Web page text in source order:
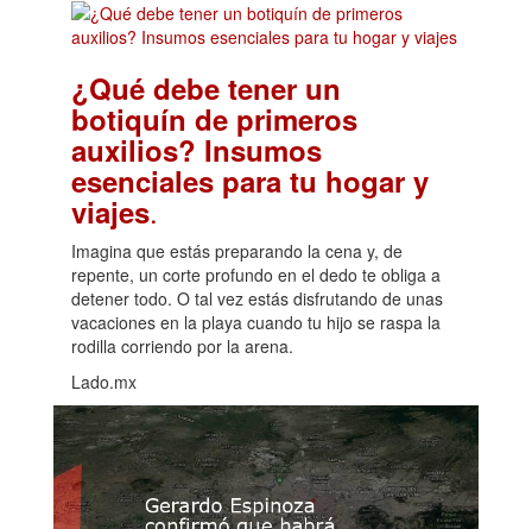
¿Qué debe tener un
botiquín de primeros
auxilios? Insumos
esenciales para tu hogar y
viajes.
Imagina que estás preparando la cena y, de
repente, un corte profundo en el dedo te obliga a
detener todo. O tal vez estás disfrutando de unas
vacaciones en la playa cuando tu hijo se raspa la
rodilla corriendo por la arena.
Lado.mx